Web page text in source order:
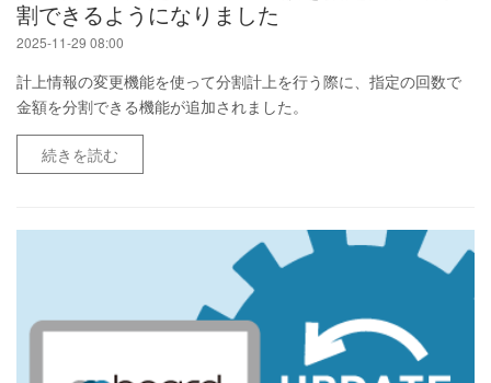
割できるようになりました
2025-11-29 08:00
計上情報の変更機能を使って分割計上を行う際に、指定の回数で
金額を分割できる機能が追加されました。
続きを読む